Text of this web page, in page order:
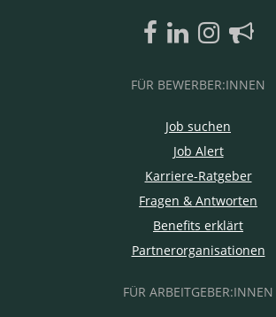
FÜR BEWERBER:INNEN
Job suchen
Job Alert
Karriere-Ratgeber
Fragen & Antworten
Benefits erklärt
Partnerorganisationen
FÜR ARBEITGEBER:INNEN